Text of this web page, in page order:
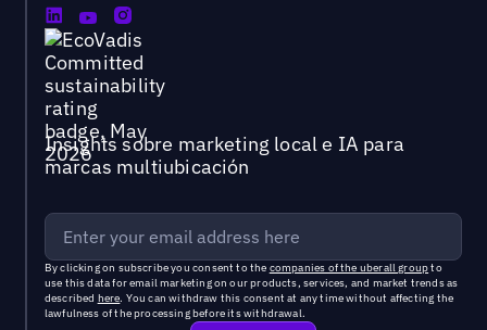
Insights sobre marketing local e IA para
marcas multiubicación
By clicking on subscribe you consent to the companies of the uberall groupto
use this data for email marketing on our products, services, and market trends as
described here. You can withdraw this consent at any time without affecting the
lawfulness of the processing before its withdrawal.